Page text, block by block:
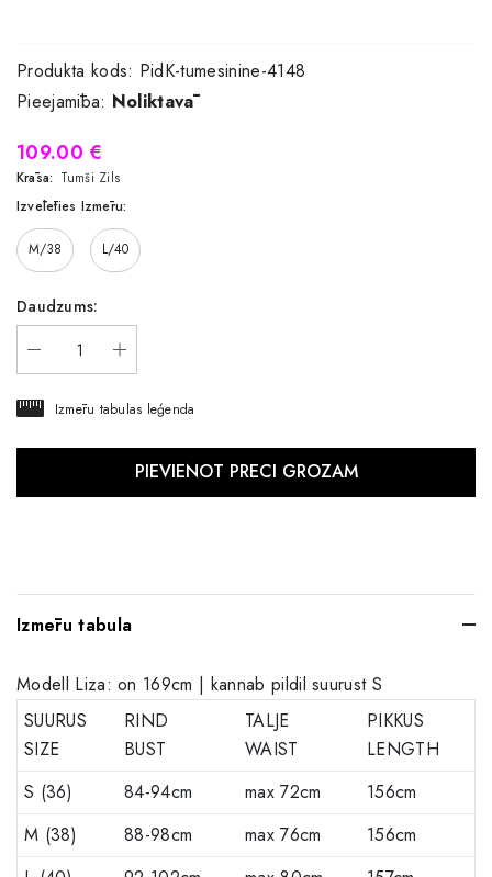
Produkta kods: PidK-tumesinine-4148
Pieejamība: Noliktavā
109.00 €
Krāsa: Tumši Zils
Izvēlēties Izmēru:
M/38 L/40
Daudzums:
Izmēru tabulas leģenda
Izmēru tabula
Modell Liza: on 169cm | kannab pildil suurust S
SUURUS
SIZE
RIND
BUST
TALJE
WAIST
PIKKUS
LENGTH
S (36)
84-94cm max 72cm
156cm
M (38)
88-98cm max 76cm
156cm